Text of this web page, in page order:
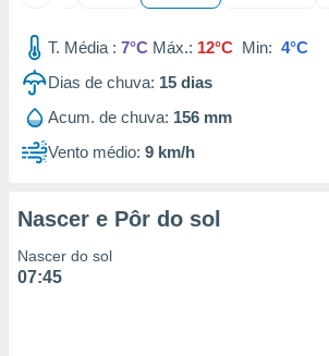
estudos
1199
T. Média : 7°C Máx.: 12°C Min: 4°C
Dias de chuva: 15 dias
Acum. de chuva: 156 mm
Vento médio: 9 km/h
Nascer e Pôr do sol
Nascer do sol
07:45